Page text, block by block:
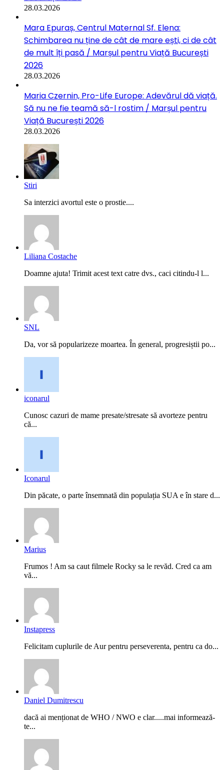
28.03.2026
Mara Epuraș, Centrul Maternal Sf. Elena:
Schimbarea nu ține de cât de mare ești, ci de cât
de mult îți pasă / Marșul pentru Viață București
2026
28.03.2026
Maria Czernin, Pro-Life Europe: Adevărul dă viață.
Să nu ne fie teamă să-l rostim / Marșul pentru
Viață București 2026
28.03.2026
Stiri
Sa interzici avortul este o prostie....
Liliana Costache
Doamne ajuta! Trimit acest text catre dvs., caci citindu-l l...
SNL
Da, vor să popularizeze moartea. În general, progresiștii po...
iconarul
Cunosc cazuri de mame presate/stresate să avorteze pentru
că...
Iconarul
Din păcate, o parte însemnată din populația SUA e în stare d...
Marius
Frumos ! Am sa caut filmele Rocky sa le revăd. Cred ca am
vă...
Instapress
Felicitam cuplurile de Aur pentru perseverenta, pentru ca do...
Daniel Dumitrescu
dacă ai menționat de WHO / NWO e clar.....mai informează-
te...